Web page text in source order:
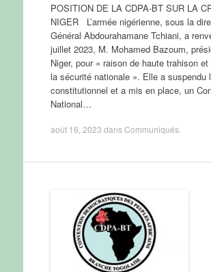
POSITION DE LA CDPA-BT SUR LA
NIGER L’armée nigérienne, sous la
Général Abdourahamane Tchiani, a
juillet 2023, M. Mohamed Bazoum,
Niger, pour « raison de haute trahison
la sécurité nationale ». Elle a suspendu
constitutionnel et a mis en place, un
National…
août 16, 2023 dansCommuniqués.